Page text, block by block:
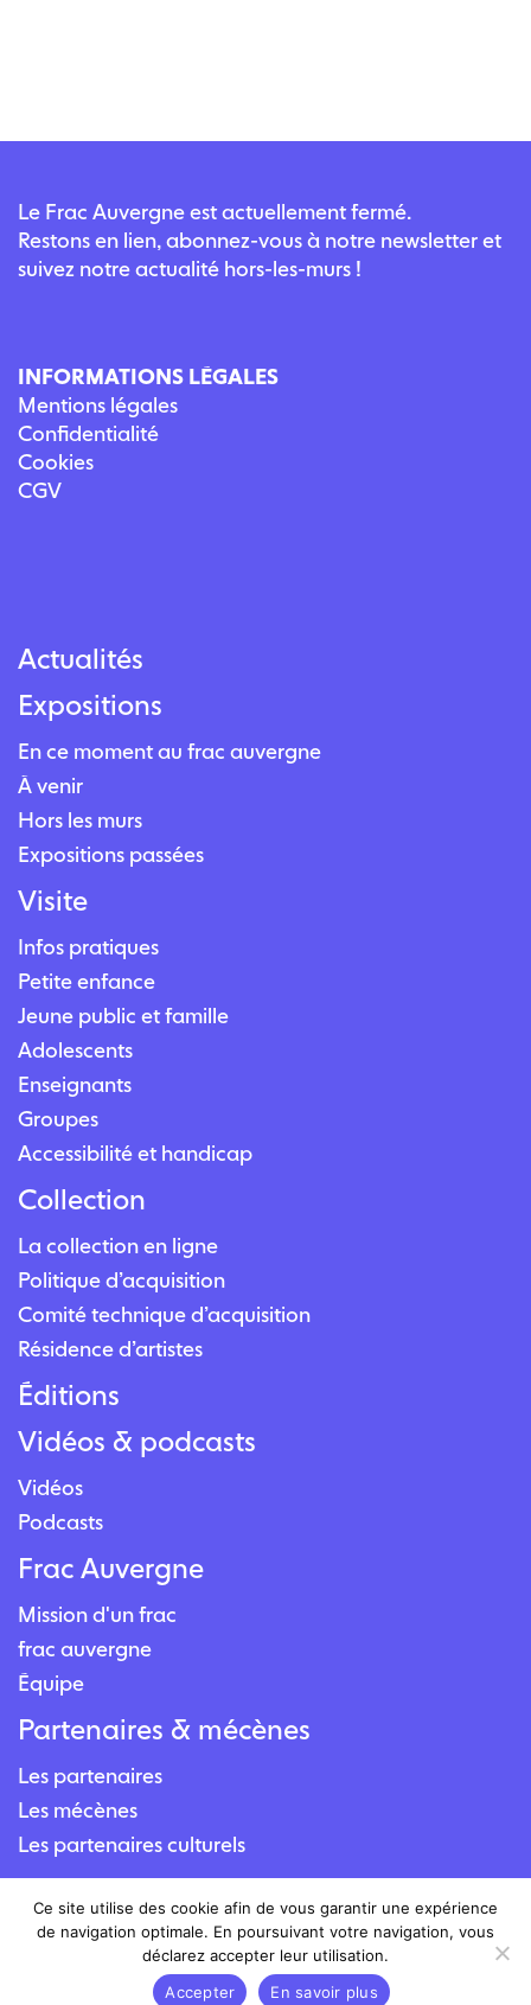
Le Frac Auvergne est actuellement fermé.
Restons en lien, abonnez-vous à notre newsletter et
suivez notre actualité hors-les-murs !
INFORMATIONS LÉGALES
Mentions légales
Confidentialité
Cookies
CGV
Actualités
Expositions
En ce moment au frac auvergne
À venir
Hors les murs
Expositions passées
Visite
Infos pratiques
Petite enfance
Jeune public et famille
Adolescents
Enseignants
Groupes
Accessibilité et handicap
Collection
La collection en ligne
Politique d’acquisition
Comité technique d’acquisition
Résidence d’artistes
Éditions
Vidéos & podcasts
Vidéos
Podcasts
Frac Auvergne
Mission d'un frac
frac auvergne
Équipe
Partenaires & mécènes
Les partenaires
Les mécènes
Les partenaires culturels
Nous contacter
Ce site utilise des cookie afin de vous garantir une expérience
de navigation optimale. En poursuivant votre navigation, vous
déclarez accepter leur utilisation.
Accepter
En savoir plus